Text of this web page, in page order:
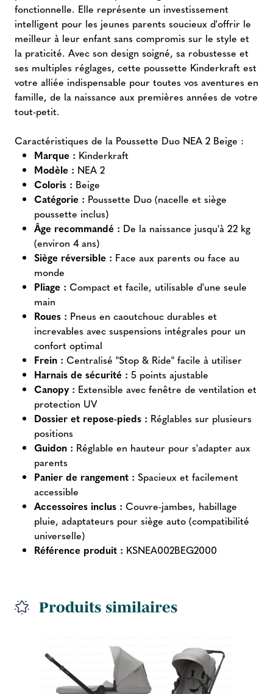
fonctionnelle. Elle représente un investissement
intelligent pour les jeunes parents soucieux d'offrir le
meilleur à leur enfant sans compromis sur le style et
la praticité. Avec son design soigné, sa robustesse et
ses multiples réglages, cette poussette Kinderkraft est
votre alliée indispensable pour toutes vos aventures en
famille, de la naissance aux premières années de votre
tout-petit.
Caractéristiques de la Poussette Duo NEA 2 Beige :
Marque : Kinderkraft
Modèle : NEA 2
Coloris : Beige
Catégorie : Poussette Duo (nacelle et siège
poussette inclus)
Âge recommandé : De la naissance jusqu'à 22 kg
(environ 4 ans)
Siège réversible : Face aux parents ou face au
monde
Pliage : Compact et facile, utilisable d'une seule
main
Roues : Pneus en caoutchouc durables et
increvables avec suspensions intégrales pour un
confort optimal
Frein : Centralisé "Stop & Ride" facile à utiliser
Harnais de sécurité : 5 points ajustable
Canopy : Extensible avec fenêtre de ventilation et
protection UV
Dossier et repose-pieds : Réglables sur plusieurs
positions
Guidon : Réglable en hauteur pour s'adapter aux
parents
Panier de rangement : Spacieux et facilement
accessible
Accessoires inclus : Couvre-jambes, habillage
pluie, adaptateurs pour siège auto (compatibilité
universelle)
Référence produit : KSNEA002BEG2000
Produits similaires